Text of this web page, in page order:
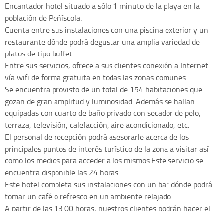
Encantador hotel situado a sólo 1 minuto de la playa en la
población de Peñíscola.
Cuenta entre sus instalaciones con una piscina exterior y un
restaurante dónde podrá degustar una amplia variedad de
platos de tipo buffet.
Entre sus servicios, ofrece a sus clientes conexión a Internet
vía wifi de forma gratuita en todas las zonas comunes.
Se encuentra provisto de un total de 154 habitaciones que
gozan de gran amplitud y luminosidad. Además se hallan
equipadas con cuarto de baño privado con secador de pelo,
terraza, televisión, calefacción, aire acondicionado, etc.
El personal de recepción podrá asesorarle acerca de los
principales puntos de interés turístico de la zona a visitar así
como los medios para acceder a los mismos.Este servicio se
encuentra disponible las 24 horas.
Este hotel completa sus instalaciones con un bar dónde podrá
tomar un café o refresco en un ambiente relajado.
A partir de las 13.00 horas, nuestros clientes podrán hacer el